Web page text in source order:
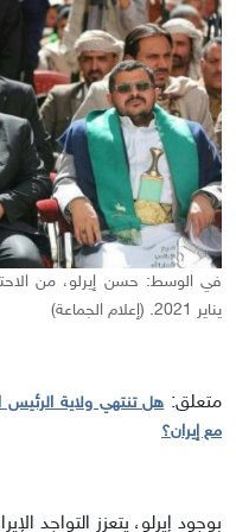
يناير 2021. (إعلام الجماعة)
متعلق: هل تنتهي ولاية الرئيس
مع إيران؟
بوجود إيرلو، يتعزز التواجد